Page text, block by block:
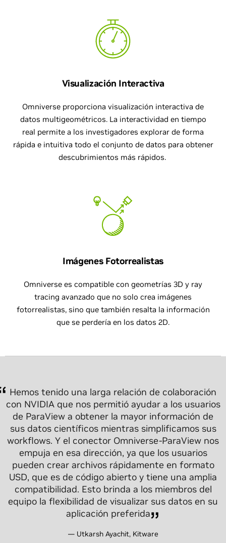
Visualización Interactiva
Omniverse proporciona visualización interactiva de
datos multigeométricos. La interactividad en tiempo
real permite a los investigadores explorar de forma
rápida e intuitiva todo el conjunto de datos para obtener
descubrimientos más rápidos.
Imágenes Fotorrealistas
Omniverse es compatible con geometrías 3D y ray
tracing avanzado que no solo crea imágenes
fotorrealistas, sino que también resalta la información
que se perdería en los datos 2D.
de ParaView a obtener la mayor información de
sus datos científicos mientras simplificamos sus
workflows. Y el conector Omniverse-ParaView nos
empuja en esa dirección, ya que los usuarios
pueden crear archivos rápidamente en formato
USD, que es de código abierto y tiene una amplia
compatibilidad. Esto brinda a los miembros del
equipo la flexibilidad de visualizar sus datos en su
aplicación preferida
— Utkarsh Ayachit, Kitware
Dado que los investigadores necesitan presentar y
publicar sus hallazgos a personas fuera de su
dominio científico, brindar imágenes artísticas es
una parte importante de la investigación”, señaló
Brad Carvey, investigador de Sandia National Lab.
Omniverse aborda el desafío del constante
intercambio entre el investigador y el artista
reuniendo a ambos en el mismo espacio
colaborativo. Los comentarios en tiempo real
ahorran tiempo, generan mejores imágenes y nos
hacen a todos más productivos.
— Brad Carvey, Sandia National Lab